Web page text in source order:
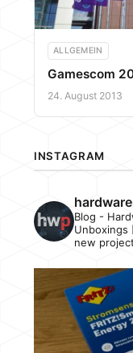
ALLGEMEIN
Gamescom
24. August 2013
INSTAGRAM
Blog -
Unboxings
new